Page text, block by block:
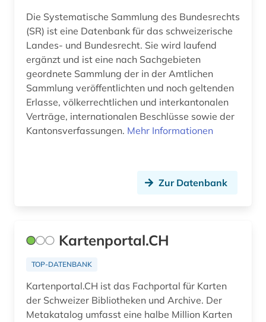
schriftsteller (2)
schweiz (138)
schweizer bibliographie (1)
schweizer bibliothekenverbund (1)
schweizerische nationalbibliothek (1)
solothurn (1)
sozialwissenschaftliche forschung (2)
soziologie (1)
Die Systematische Sammlung des Bundesrechts
(SR) ist eine Datenbank für das schweizerische
Landes- und Bundesrecht. Sie wird laufend
ergänzt und ist eine nach Sachgebieten
geordnete Sammlung der in der Amtlichen
Sammlung veröffentlichten und noch geltenden
Erlasse, völkerrechtlichen und interkantonalen
Verträge, internationalen Beschlüsse sowie der
Kantonsverfassungen. Mehr Informationen
Zur Datenbank
Kartenportal.CH
TOP-DATENBANK
Kartenportal.CH ist das Fachportal für Karten
der Schweizer Bibliotheken und Archive. Der
Metakatalog umfasst eine halbe Million Karten